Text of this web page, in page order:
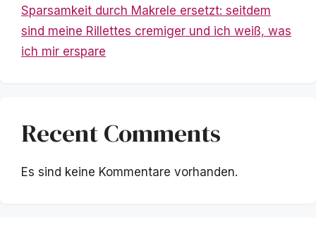
Sparsamkeit durch Makrele ersetzt: seitdem
sind meine Rillettes cremiger und ich weiß, was
ich mir erspare
Recent Comments
Es sind keine Kommentare vorhanden.